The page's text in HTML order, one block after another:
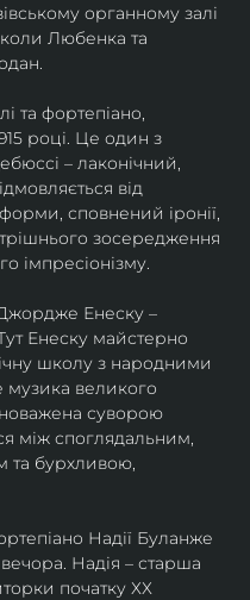
органному залі
Любенка та
та фортепіано,
році. Це один з
– лаконічний,
від
сповнений іронії,
зосередження
імпресіонізму.
Енеску –
Енеску майстерно
школу з народними
музика великого
суворою
між споглядальним,
та бурхливою,
Надії Буланже
Надія – старша
початку ХХ